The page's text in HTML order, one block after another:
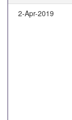
2-Apr-2019